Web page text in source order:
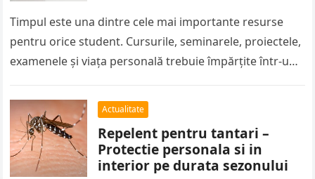
Timpul este una dintre cele mai importante resurse
pentru orice student. Cursurile, seminarele, proiectele,
examenele și viața personală trebuie împărțite într-un
Actualitate
Repelent pentru tantari –
Protectie personala si in
interior pe durata sezonului